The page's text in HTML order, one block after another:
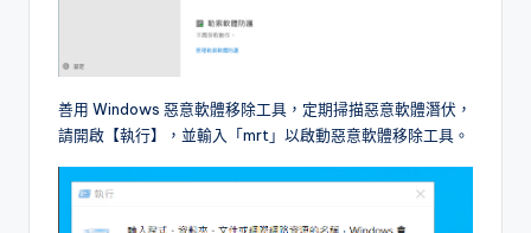
善用 Windows 惡意軟體移除工具，定期掃描惡意軟體潛伏，
請開啟【執行】，並輸入「mrt」以啟動惡意軟體移除工具。